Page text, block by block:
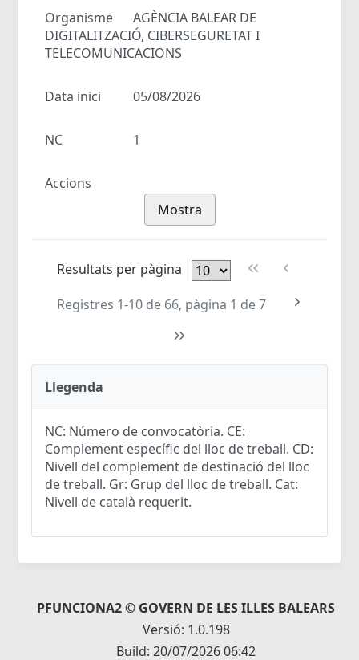
Organisme
AGÈNCIA BALEAR DE
DIGITALITZACIÓ, CIBERSEGURETAT I
TELECOMUNICACIONS
Data inici 05/08/2026
NC 1
Accions
Mostra
Resultats per pàgina
Registres 1-10 de 66, pàgina 1 de 7
Llegenda
NC: Número de convocatòria. CE:
Complement específic del lloc de treball. CD:
Nivell del complement de destinació del lloc
de treball. Gr: Grup del lloc de treball. Cat:
Nivell de català requerit.
PFUNCIONA2 © GOVERN DE LES ILLES BALEARS
Versió: 1.0.198
Build: 20/07/2026 06:42